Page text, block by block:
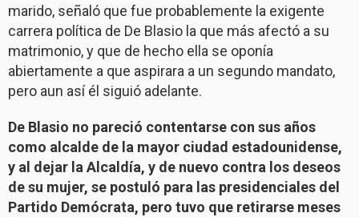
marido, señaló que fue probablemente la exigente
carrera política de De Blasio la que más afectó a su
matrimonio, y que de hecho ella se oponía
abiertamente a que aspirara a un segundo mandato,
pero aun así él siguió adelante.
De Blasio no pareció contentarse con sus años
como alcalde de la mayor ciudad estadounidense,
y al dejar la Alcaldía, y de nuevo contra los deseos
de su mujer, se postuló para las presidenciales del
Partido Demócrata, pero tuvo que retirarse meses